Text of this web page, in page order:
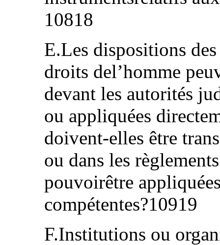
10818
E.Les dispositions
droits del’homme
devant les autorités
ou appliquées
doivent-elles être
ou dans les
pouvoirêtre
compétentes?10919
F.Institutions ou